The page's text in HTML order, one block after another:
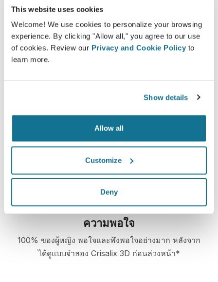
This website uses cookies
Welcome! We use cookies to personalize your browsing
experience. By clicking "Allow all," you agree to our use
of cookies. Review our Privacy and Cookie Policy to
learn more.
Show details
Allow all
Customize
Deny
แจ้งให้ทราบ
Crisalix ช่วยให้การศึกษาถึงผลของการผ่าตัดง่ายขึ้น
มั่นใจ
การมีส่วนร่วมในกระบวนการตัดสินใจช่วยให้คนไข้
ตัดสินใจได้อย่างถูกต้องมากขึ้น
ความพอใจ
100% ของผู้หญิง พอใจและพึงพอใจอย่างมาก หลังจาก
ได้ดูแบบจำลอง Crisalix 3D ก่อนล่วงหน้า*